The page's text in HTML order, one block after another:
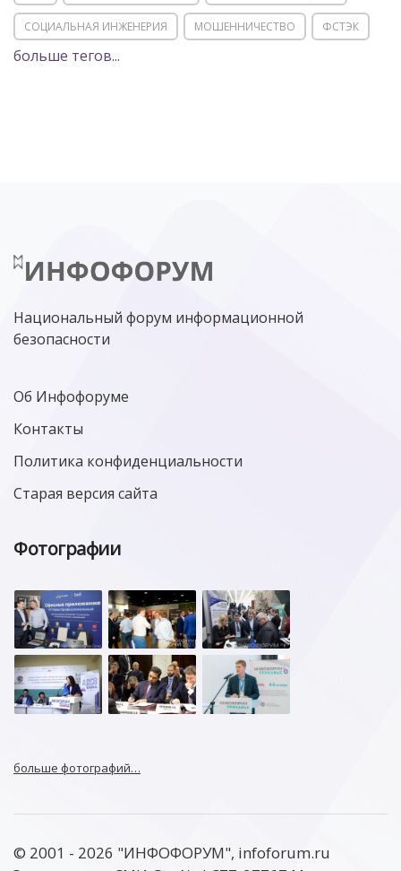
СОЦИАЛЬНАЯ ИНЖЕНЕРИЯ МОШЕННИЧЕСТВО ФСТЭК
POSITIVE TECHNOLOGIES
МИНЦИФРЫ РОССИИ NGFW
больше тегов...
Национальный форум информационной
безопасности
Об Инфофоруме
Контакты
Политика конфиденциальности
Старая версия сайта
Фотографии
больше фотографий…
© 2001 - 2026 "ИНФОФОРУМ", infoforum.ru